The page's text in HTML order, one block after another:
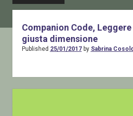
Chi sono
Contatto
Companion Code,
giusta dimensione
Published 25/01/2017by Sabrina